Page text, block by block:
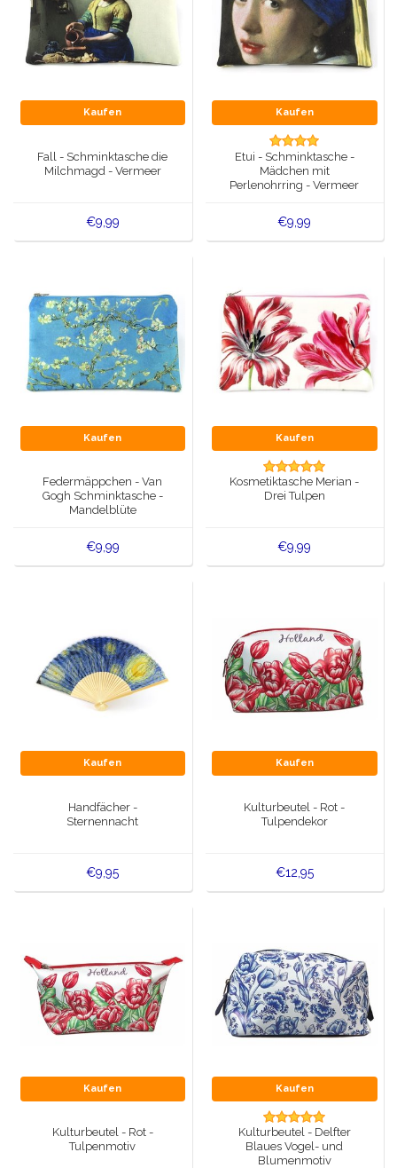
Kaufen
Fall - Schminktasche die
Milchmagd - Vermeer
€9,99
Kaufen
Etui - Schminktasche -
Mädchen mit
Perlenohrring - Vermeer
€9,99
Kaufen
Federmäppchen - Van
Gogh Schminktasche -
Mandelblüte
€9,99
Kaufen
Kosmetiktasche Merian -
Drei Tulpen
€9,99
Kaufen
Handfächer -
Sternennacht
€9,95
Kaufen
Kulturbeutel - Rot -
Tulpendekor
€12,95
Kaufen
Kulturbeutel - Rot -
Tulpenmotiv
Kaufen
Kulturbeutel - Delfter
Blaues Vogel- und
Blumenmotiv